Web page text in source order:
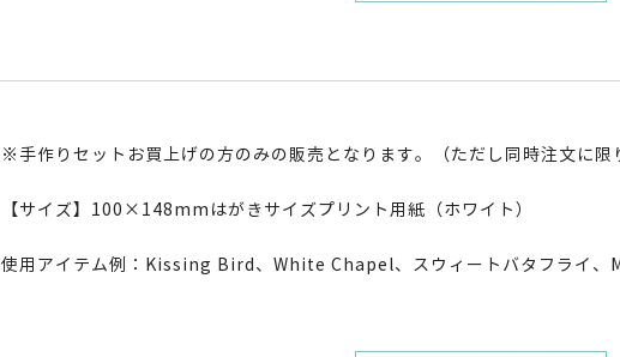
※手作りセットお買上げの方のみの販売となります。（ただし同時注文に限
【サイズ】100×148mmはがきサイズプリント用紙（ホワイト）
使用アイテム例：Kissing Bird、White Chapel、スウィートバタフライ、